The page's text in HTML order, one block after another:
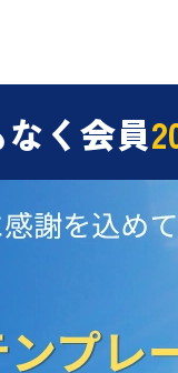
く会員